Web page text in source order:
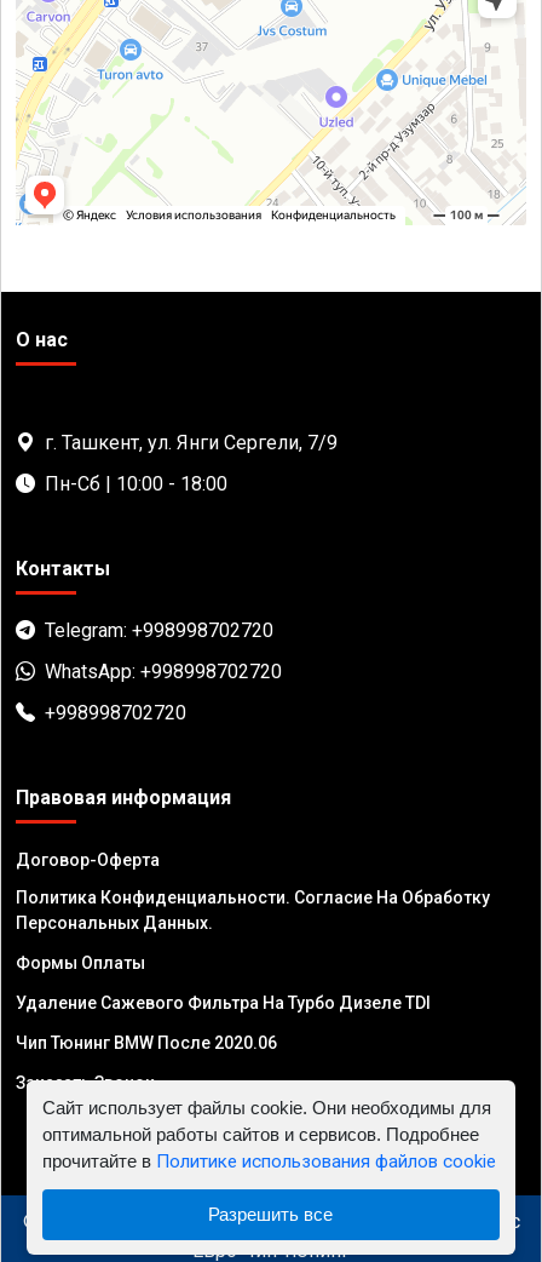
О нас
г. Ташкент, ул. Янги Сергели, 7/9
Пн-Сб | 10:00 - 18:00
Контакты
Telegram: +998998702720
WhatsApp: +998998702720
+998998702720
Правовая информация
Договор-Оферта
Политика Конфиденциальности. Согласие На Обработку
Персональных Данных.
Формы Оплаты
Удаление Сажевого Фильтра На Турбо Дизеле TDI
Чип Тюнинг BMW После 2020.06
Заказать Звонок
© 2010 - 2026 Чип тюнинг в Узбекистане - Автосервис
"Евро Чип Тюнинг"
Сайт использует файлы cookie. Они необходимы для
оптимальной работы сайтов и сервисов. Подробнее
прочитайте в Политике использования файлов cookie
Разрешить все